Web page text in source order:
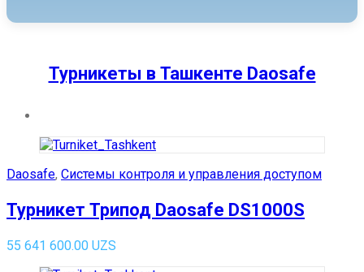
Турникеты в Ташкенте Daosafe
Daosafe, Системы контроля и управления доступом
Турникет Трипод Daosafe DS1000S
55 641 600.00 UZS